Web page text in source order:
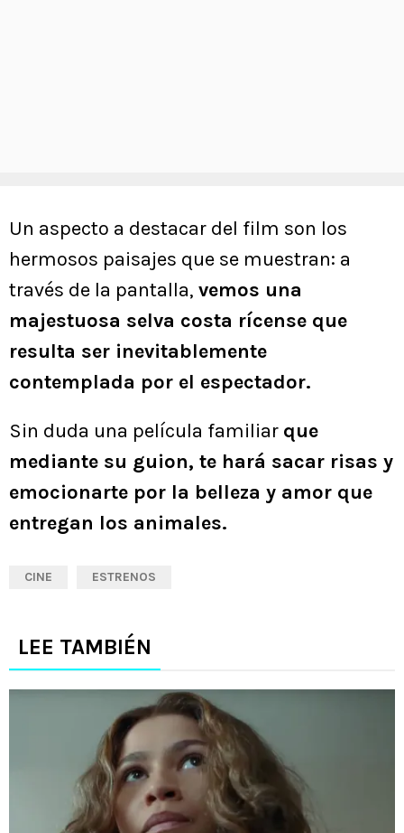
Un aspecto a destacar del film son los
hermosos paisajes que se muestran: a
través de la pantalla, vemos una
majestuosa selva costa rícense que
resulta ser inevitablemente
contemplada por el espectador.
Sin duda una película familiar que
mediante su guion, te hará sacar risas y
emocionarte por la belleza y amor que
entregan los animales.
CINE ESTRENOS
LEE TAMBIÉN